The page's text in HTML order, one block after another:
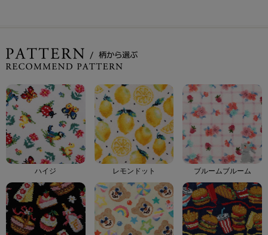
ハイジ レモンドット ブルームブルーム